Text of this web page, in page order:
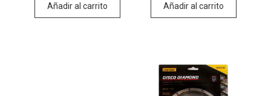
Añadir al carrito Añadir al carrito